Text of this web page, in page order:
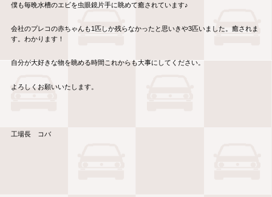
僕も毎晩水槽のエビを虫眼鏡片手に眺めて癒されています♪
会社のプレコの赤ちゃんも1匹しか残らなかったと思いきや3匹いました。癒されま
す。わかります！
自分が大好きな物を眺める時間これからも大事にしてください。
よろしくお願いいたします。
工場長 コバ